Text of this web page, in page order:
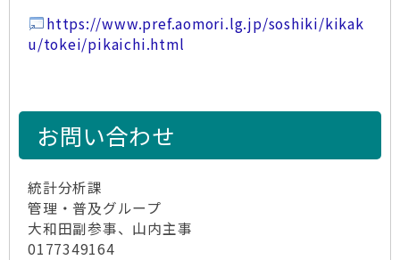
https://www.pref.aomori.lg.jp/soshiki/kikak
u/tokei/pikaichi.html
お問い合わせ
統計分析課
管理・普及グループ
大和田副参事、山内主事
0177349164